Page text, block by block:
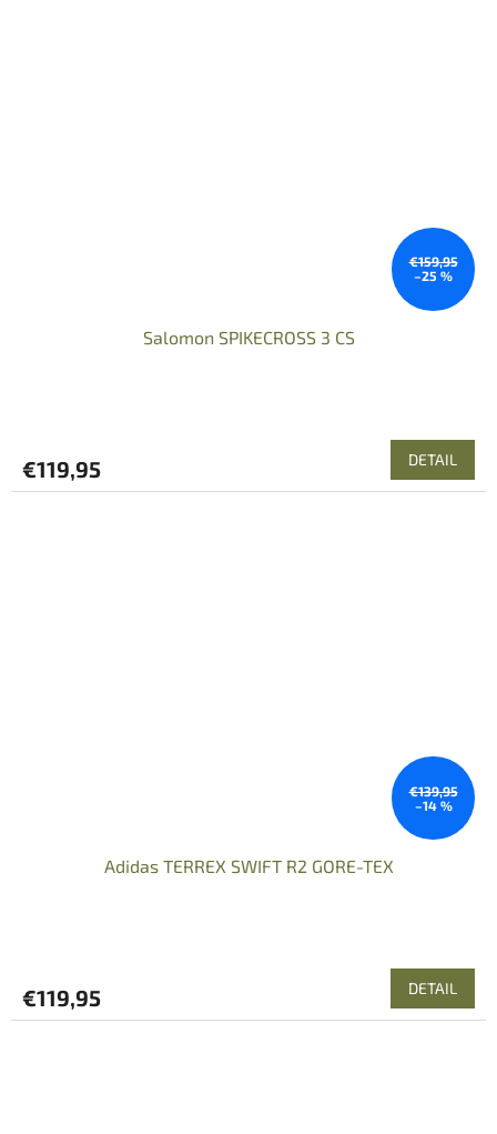
€159,95
–25 %
Salomon SPIKECROSS 3 CS
€119,95 DETAIL
€139,95
–14 %
Adidas TERREX SWIFT R2 GORE-TEX
€119,95 DETAIL